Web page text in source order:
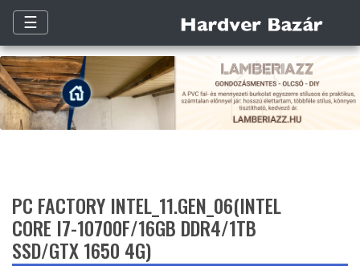
☰
PC FACTORY INTEL_11.GEN_06(INTEL
CORE I7-10700F/16GB DDR4/1TB
SSD/GTX 1650 4G)